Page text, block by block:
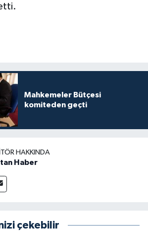
Mahkemeler Bütçesi
komiteden geçti
HAKKINDA
Haber
çekebilir